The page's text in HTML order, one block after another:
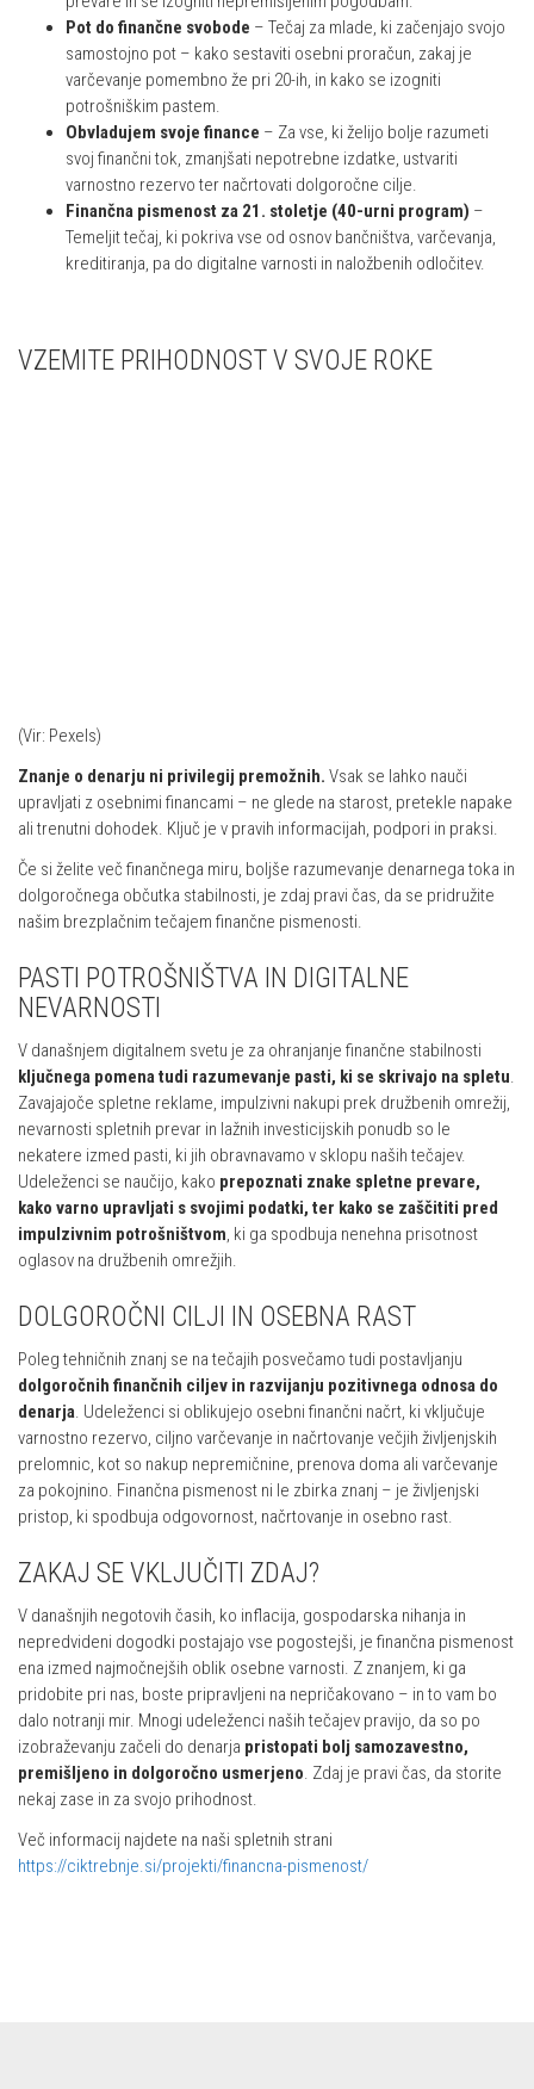
Pot do finančne svobode – Tečaj za mlade, ki začenjajo svojo
samostojno pot – kako sestaviti osebni proračun, zakaj je
varčevanje pomembno že pri 20-ih, in kako se izogniti
potrošniškim pastem.
Obvladujem svoje finance – Za vse, ki želijo bolje razumeti
svoj finančni tok, zmanjšati nepotrebne izdatke, ustvariti
varnostno rezervo ter načrtovati dolgoročne cilje.
Finančna pismenost za 21. stoletje (40-urni program) –
Temeljit tečaj, ki pokriva vse od osnov bančništva, varčevanja,
kreditiranja, pa do digitalne varnosti in naložbenih odločitev.
VZEMITE PRIHODNOST V SVOJE ROKE
(Vir: Pexels)
Znanje o denarju ni privilegij premožnih. Vsak se lahko nauči
upravljati z osebnimi financami – ne glede na starost, pretekle napake
ali trenutni dohodek. Ključ je v pravih informacijah, podpori in praksi.
Če si želite več finančnega miru, boljše razumevanje denarnega toka in
dolgoročnega občutka stabilnosti, je zdaj pravi čas, da se pridružite
našim brezplačnim tečajem finančne pismenosti.
PASTI POTROŠNIŠTVA IN DIGITALNE
NEVARNOSTI
V današnjem digitalnem svetu je za ohranjanje finančne stabilnosti
ključnega pomena tudi razumevanje pasti, ki se skrivajo na spletu.
Zavajajoče spletne reklame, impulzivni nakupi prek družbenih omrežij,
nevarnosti spletnih prevar in lažnih investicijskih ponudb so le
nekatere izmed pasti, ki jih obravnavamo v sklopu naših tečajev.
Udeleženci se naučijo, kako prepoznati znake spletne prevare,
kako varno upravljati s svojimi podatki, ter kako se zaščititi pred
impulzivnim potrošništvom, ki ga spodbuja nenehna prisotnost
oglasov na družbenih omrežjih.
DOLGOROČNI CILJI IN OSEBNA RAST
Poleg tehničnih znanj se na tečajih posvečamo tudi postavljanju
dolgoročnih finančnih ciljev in razvijanju pozitivnega odnosa do
denarja. Udeleženci si oblikujejo osebni finančni načrt, ki vključuje
varnostno rezervo, ciljno varčevanje in načrtovanje večjih življenjskih
prelomnic, kot so nakup nepremičnine, prenova doma ali varčevanje
za pokojnino. Finančna pismenost ni le zbirka znanj – je življenjski
pristop, ki spodbuja odgovornost, načrtovanje in osebno rast.
ZAKAJ SE VKLJUČITI ZDAJ?
V današnjih negotovih časih, ko inflacija, gospodarska nihanja in
nepredvideni dogodki postajajo vse pogostejši, je finančna pismenost
ena izmed najmočnejših oblik osebne varnosti. Z znanjem, ki ga
pridobite pri nas, boste pripravljeni na nepričakovano – in to vam bo
dalo notranji mir. Mnogi udeleženci naših tečajev pravijo, da so po
izobraževanju začeli do denarja pristopati bolj samozavestno,
premišljeno in dolgoročno usmerjeno. Zdaj je pravi čas, da storite
nekaj zase in za svojo prihodnost.
Več informacij najdete na naši spletnih strani
https://ciktrebnje.si/projekti/financna-pismenost/